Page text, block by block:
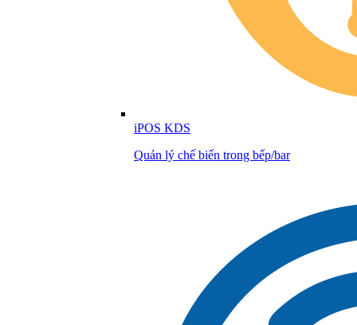
iPOS KDS
Quản lý chế biến trong bếp/bar